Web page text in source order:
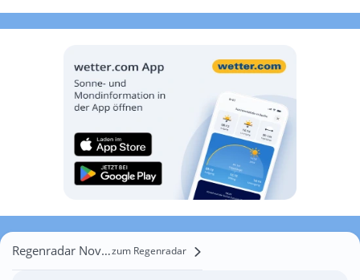
Regenradar Nova Mahalazum Regenradar